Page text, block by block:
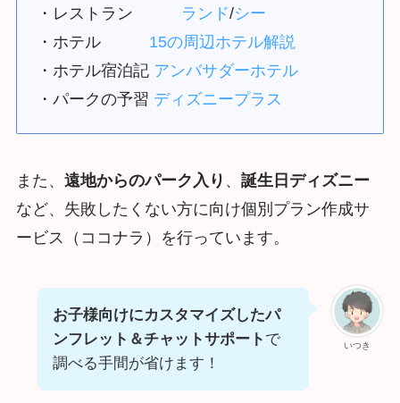
・レストラン ランド/シー
・ホテル 15の周辺ホテル解説
・ホテル宿泊記 アンバサダーホテル
・パークの予習 ディズニープラス
また、 遠地からのパーク入り 、 誕生日ディズニー
など、失敗したくない方に向け個別プラン作成サ
ービス（ココナラ）を行っています。
いつき
お子様向けにカスタマイズしたパ
ンフレット＆チャットサポート で
調べる手間が省けます！